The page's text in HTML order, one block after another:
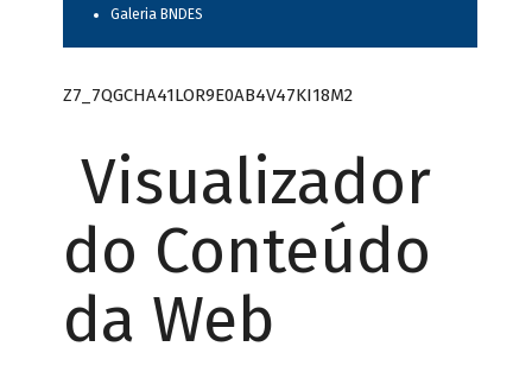
Galeria BNDES
Z7_7QGCHA41LOR9E0AB4V47KI18M2
Visualizador
do Conteúdo
da Web